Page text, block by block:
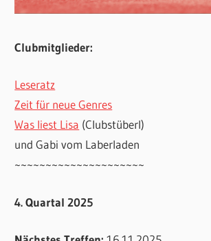
Clubmitglieder:
Leseratz
Zeit für neue Genres
Was liest Lisa (Clubstüberl)
und Gabi vom Laberladen
~~~~~~~~~~~~~~~~~~~~~
4. Quartal 2025